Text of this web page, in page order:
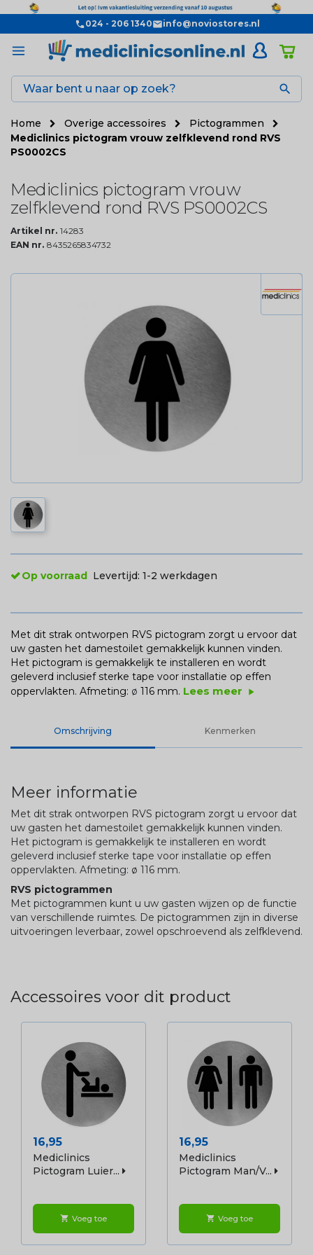
024 - 206 1340 info@noviostores.nl

Home Overige accessoires
Pictogrammen
Mediclinics pictogram vrouw zelfklevend rond RVS
PS0002CS
Mediclinics pictogram vrouw
zelfklevend rond RVS PS0002CS
Artikel nr. 14283
EAN nr. 8435265834732
Op voorraad Levertijd: 1-2 werkdagen
Met dit strak ontworpen RVS pictogram zorgt u ervoor dat
uw gasten het damestoilet gemakkelijk kunnen vinden.
Het pictogram is gemakkelijk te installeren en wordt
geleverd inclusief sterke tape voor installatie op effen
oppervlakten. Afmeting: ø 116 mm. Lees meer play_arrow
Omschrijving Kenmerken
Meer informatie
Met dit strak ontworpen RVS pictogram zorgt u ervoor dat
uw gasten het damestoilet gemakkelijk kunnen vinden.
Het pictogram is gemakkelijk te installeren en wordt
geleverd inclusief sterke tape voor installatie op effen
oppervlakten. Afmeting: ø 116 mm.
RVS pictogrammen
Met pictogrammen kunt u uw gasten wijzen op de functie
van verschillende ruimtes. De pictogrammen zijn in diverse
uitvoeringen leverbaar, zowel opschroevend als zelfklevend.
Accessoires voor dit product
Prijs
16,95
Mediclinics
Pictogram Luier...
shopping_cart Voeg toe
Prijs
16,95
Mediclinics
Pictogram Man/v...
shopping_cart Voeg toe